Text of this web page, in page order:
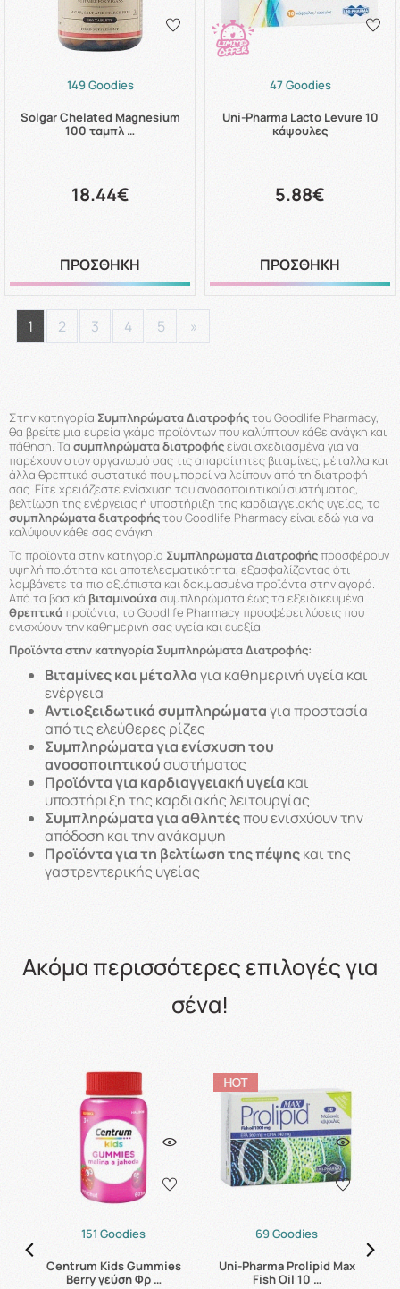
149 Goodies
Solgar Chelated Magnesium
100 ταμπλ …
18.44€
ΠΡΟΣΘΗΚΗ
47 Goodies
Uni-Pharma Lacto Levure 10
κάψουλες
5.88€
ΠΡΟΣΘΗΚΗ
1 2 3 4 5 »
Στην κατηγορία Συμπληρώματα Διατροφήςτου Goodlife Pharmacy,
θα βρείτε μια ευρεία γκάμα προϊόντων που καλύπτουν κάθε ανάγκη και
πάθηση. Τα συμπληρώματα διατροφήςείναι σχεδιασμένα για να
παρέχουν στον οργανισμό σας τις απαραίτητες βιταμίνες, μέταλλα και
άλλα θρεπτικά συστατικά που μπορεί να λείπουν από τη διατροφή
σας. Είτε χρειάζεστε ενίσχυση του ανοσοποιητικού συστήματος,
βελτίωση της ενέργειας ή υποστήριξη της καρδιαγγειακής υγείας, τα
συμπληρώματα διατροφήςτου Goodlife Pharmacy είναι εδώ για να
καλύψουν κάθε σας ανάγκη.
Τα προϊόντα στην κατηγορία Συμπληρώματα Διατροφήςπροσφέρουν
υψηλή ποιότητα και αποτελεσματικότητα, εξασφαλίζοντας ότι
λαμβάνετε τα πιο αξιόπιστα και δοκιμασμένα προϊόντα στην αγορά.
Από τα βασικά βιταμινούχασυμπληρώματα έως τα εξειδικευμένα
θρεπτικάπροϊόντα, το Goodlife Pharmacy προσφέρει λύσεις που
ενισχύουν την καθημερινή σας υγεία και ευεξία.
Προϊόντα στην κατηγορία Συμπληρώματα Διατροφής:
Βιταμίνες και μέταλλαγια καθημερινή υγεία και
ενέργεια
Αντιοξειδωτικά συμπληρώματαγια προστασία
από τις ελεύθερες ρίζες
Συμπληρώματα για ενίσχυση του
ανοσοποιητικούσυστήματος
Προϊόντα για καρδιαγγειακή υγεία και
υποστήριξη της καρδιακής λειτουργίας
Συμπληρώματα για αθλητέςπου ενισχύουν την
απόδοση και την ανάκαμψη
Προϊόντα για τη βελτίωση της πέψηςκαι της
γαστρεντερικής υγείας
Ακόμα περισσότερες επιλογές για
σένα!
151 Goodies
Centrum Kids Gummies
Berry γεύση Φρ …
69 Goodies
Uni-Pharma Prolipid Max
Fish Oil 10 …